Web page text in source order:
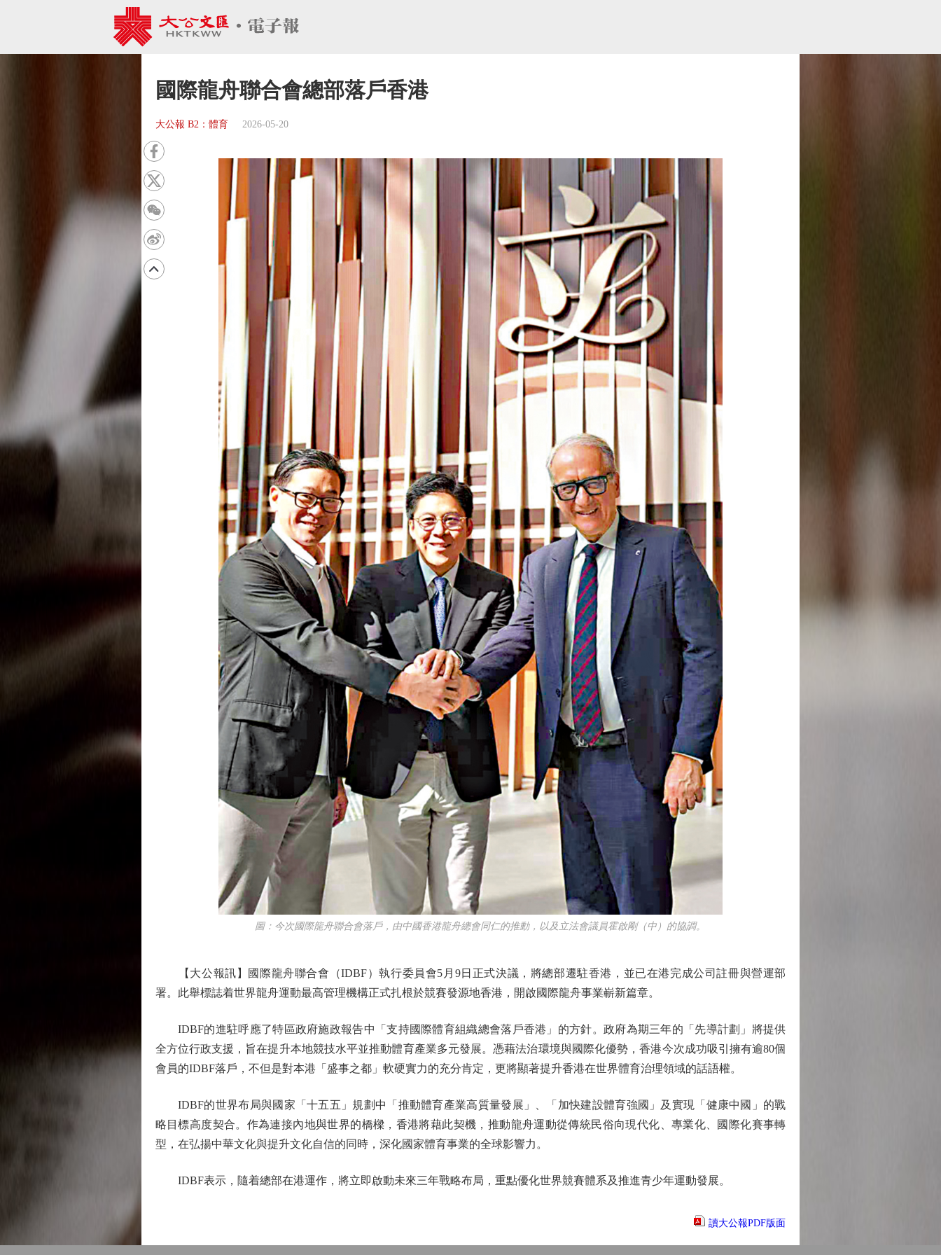
國際龍舟聯合會總部落戶香港
大公報 B2：體育 2026-05-20
圖：今次國際龍舟聯合會落戶，由中國香港龍舟總會同仁的推動，以及立法會議員霍啟剛（中）的協調。
【大公報訊】國際龍舟聯合會（IDBF）執行委員會5月9日正式決議，將總部遷駐香港，並已在港完成公司註冊與營運部
署。此舉標誌着世界龍舟運動最高管理機構正式扎根於競賽發源地香港，開啟國際龍舟事業嶄新篇章。
IDBF的進駐呼應了特區政府施政報告中「支持國際體育組織總會落戶香港」的方針。政府為期三年的「先導計劃」將提供
全方位行政支援，旨在提升本地競技水平並推動體育產業多元發展。憑藉法治環境與國際化優勢，香港今次成功吸引擁有逾80個
會員的IDBF落戶，不但是對本港「盛事之都」軟硬實力的充分肯定，更將顯著提升香港在世界體育治理領域的話語權。
IDBF的世界布局與國家「十五五」規劃中「推動體育產業高質量發展」、「加快建設體育強國」及實現「健康中國」的戰
略目標高度契合。作為連接內地與世界的橋樑，香港將藉此契機，推動龍舟運動從傳統民俗向現代化、專業化、國際化賽事轉
型，在弘揚中華文化與提升文化自信的同時，深化國家體育事業的全球影響力。
IDBF表示，隨着總部在港運作，將立即啟動未來三年戰略布局，重點優化世界競賽體系及推進青少年運動發展。
讀大公報PDF版面